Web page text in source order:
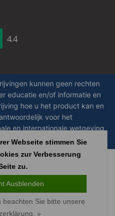
4.4
kunnen geen rechten
educatie en/of informatie en
hoe u het product kan en
voor het
en internationale wetgeving
| Alle Preise verstehen sich ohne
Webseite stimmen Sie
zur Verbesserung
zu.
Ausblenden
Sie bitte unsere
»